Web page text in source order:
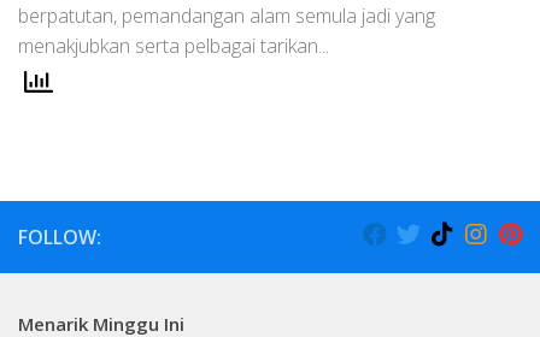
berpatutan, pemandangan alam semula jadi yang
menakjubkan serta pelbagai tarikan...
FOLLOW:
Menarik Minggu Ini